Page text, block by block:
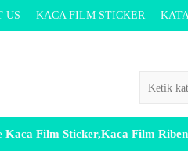
US KACA FILM STICKER
Kaca Film Sticker,Kaca Film